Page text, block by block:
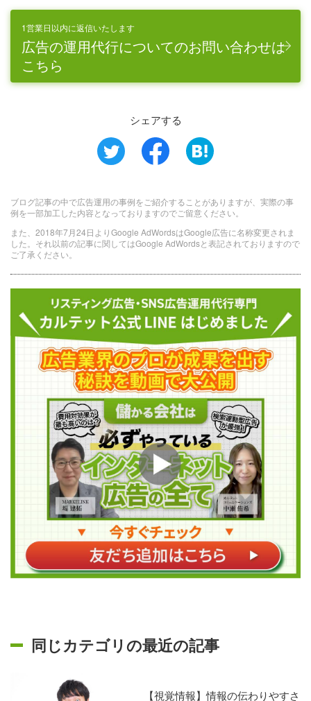
1営業日以内に返信いたします
広告の運用代行についてのお問い合わせは
こちら
シェアする
ブログ記事の中で広告運用の事例をご紹介することがありますが、実際の事
例を一部加工した内容となっておりますのでご留意ください。
また、2018年7月24日よりGoogle AdWordsはGoogle広告に名称変更されま
した。それ以前の記事に関してはGoogle AdWordsと表記されておりますので
ご了承ください。
同じカテゴリの最近の記事
【視覚情報】情報の伝わりやすさ